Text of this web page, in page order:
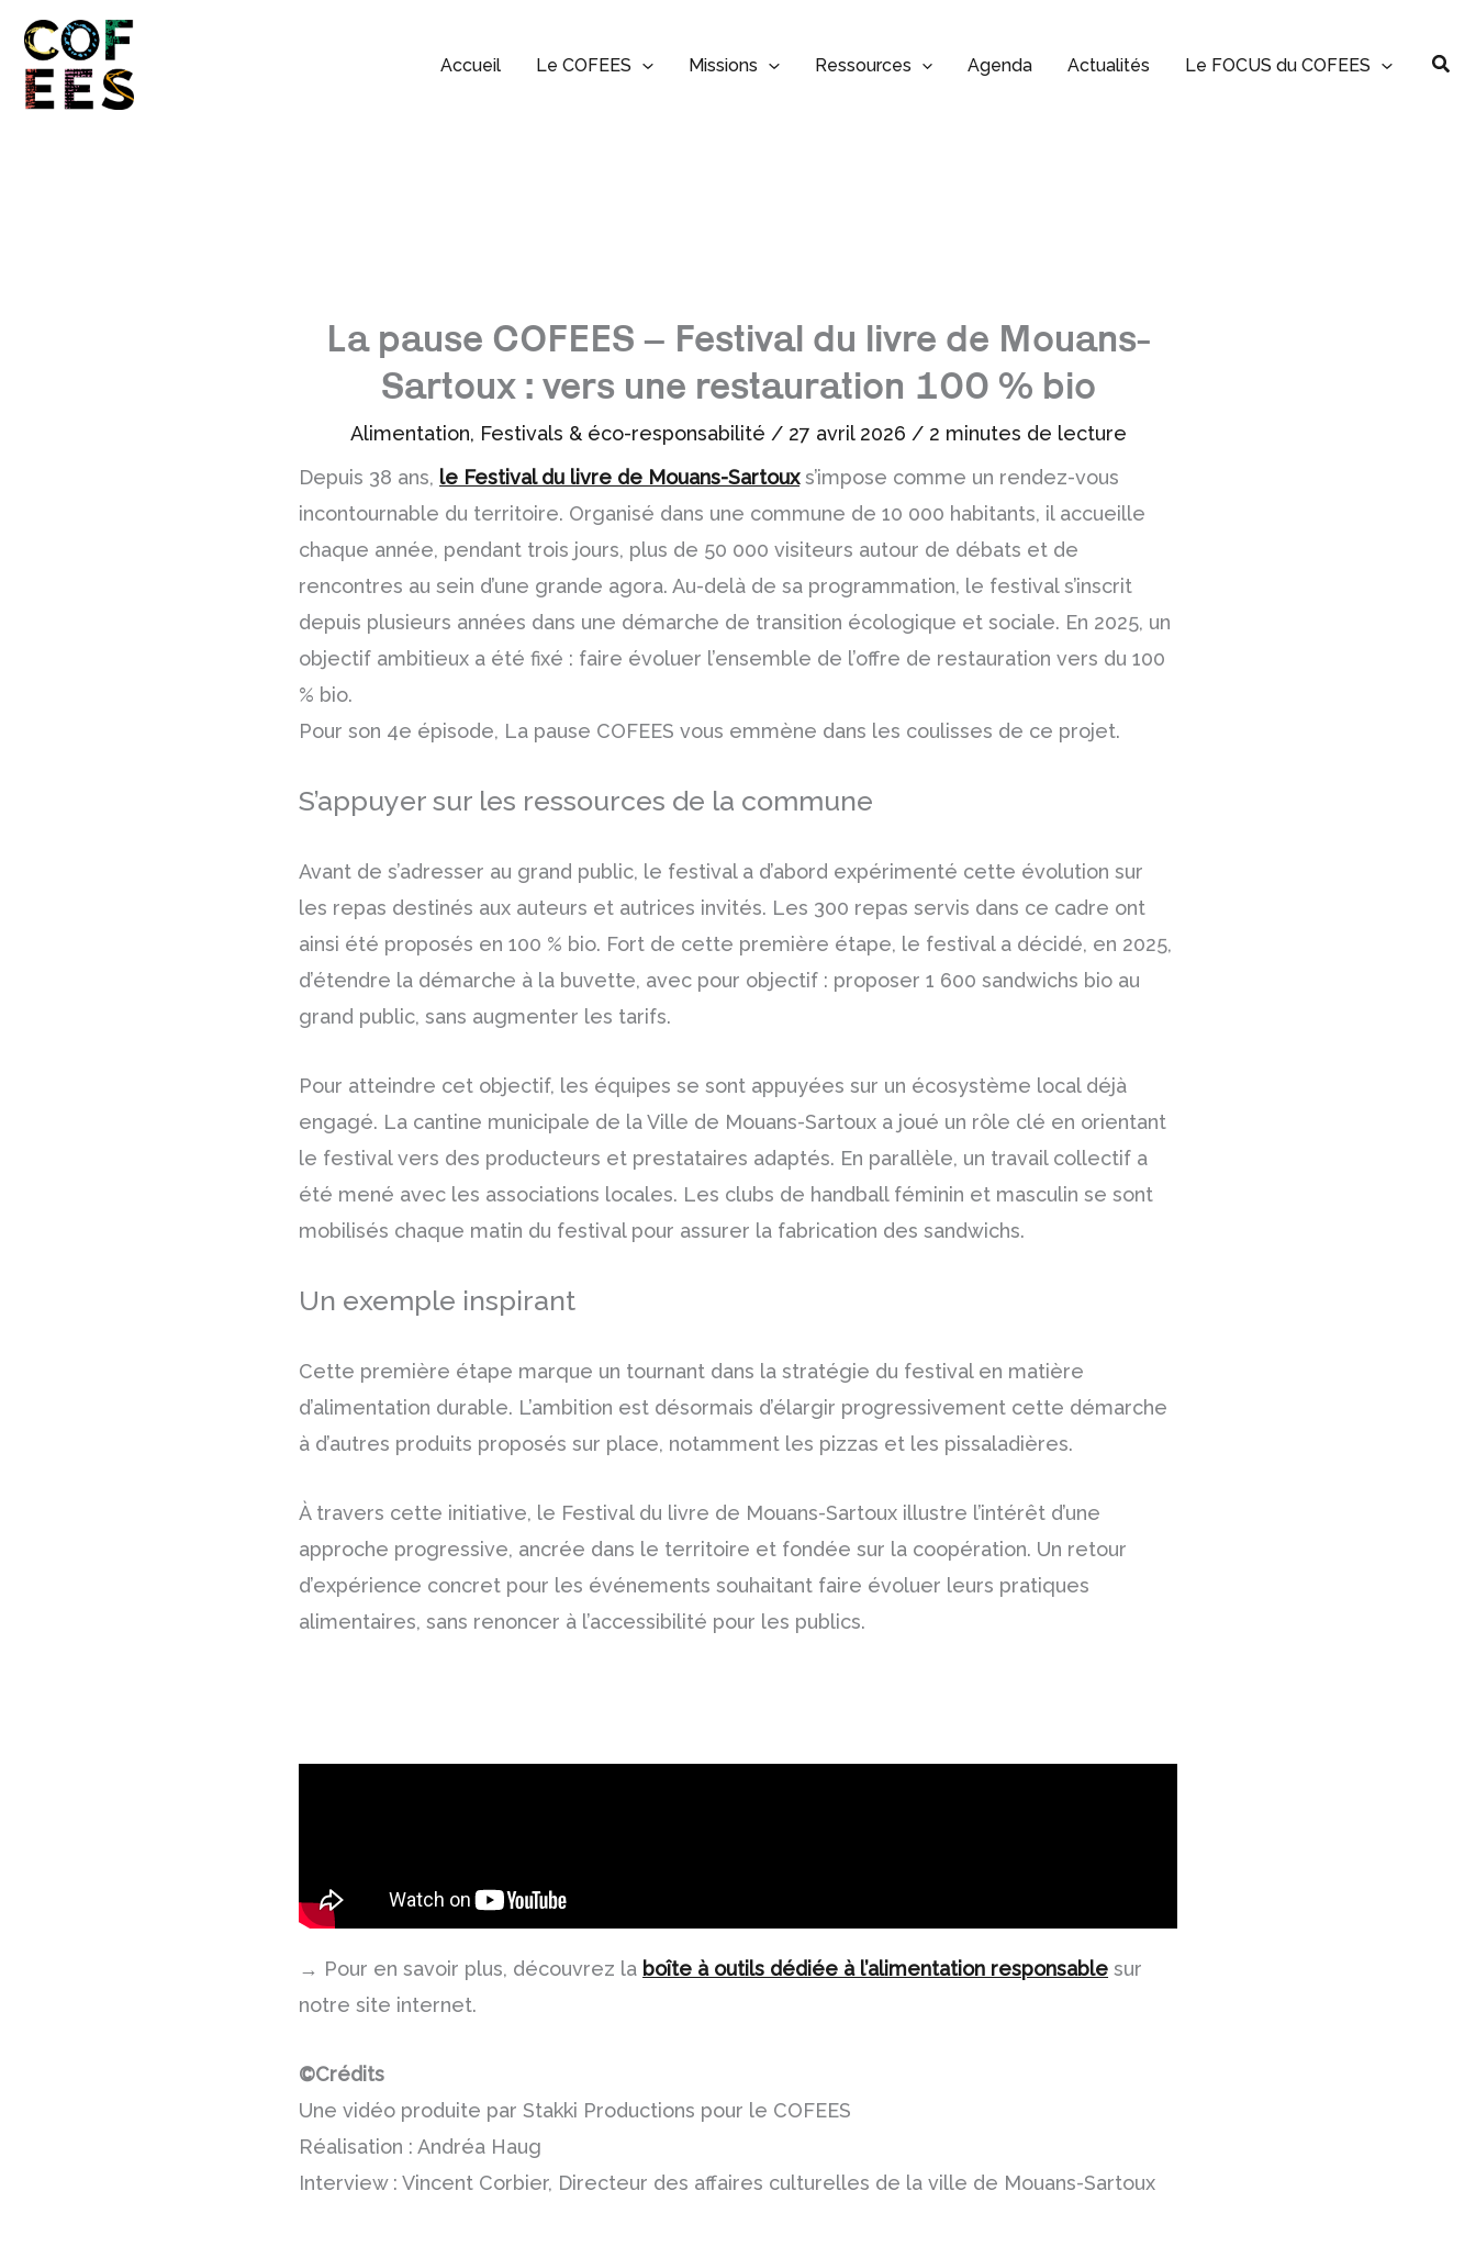
Accueil Le COFEES Missions Ressources Agenda Actualités Le FOCUS du COFEES
La pause COFEES – Festival du livre de Mouans-
Sartoux : vers une restauration 100 % bio
Alimentation, Festivals & éco-responsabilité / 27 avril 2026 / 2 minutes de lecture
Depuis 38 ans, le Festival du livre de Mouans-Sartouxs’impose comme un rendez-vous
incontournable du territoire. Organisé dans une commune de 10 000 habitants, il accueille
chaque année, pendant trois jours, plus de 50 000 visiteurs autour de débats et de
rencontres au sein d’une grande agora. Au-delà de sa programmation, le festival s’inscrit
depuis plusieurs années dans une démarche de transition écologique et sociale. En 2025, un
objectif ambitieux a été fixé : faire évoluer l’ensemble de l’offre de restauration vers du 100
% bio.
Pour son 4e épisode, La pause COFEES vous emmène dans les coulisses de ce projet.
S’appuyer sur les ressources de la commune
Avant de s’adresser au grand public, le festival a d’abord expérimenté cette évolution sur
les repas destinés aux auteurs et autrices invités. Les 300 repas servis dans ce cadre ont
ainsi été proposés en 100 % bio. Fort de cette première étape, le festival a décidé, en 2025,
d’étendre la démarche à la buvette, avec pour objectif : proposer 1 600 sandwichs bio au
grand public, sans augmenter les tarifs.
Pour atteindre cet objectif, les équipes se sont appuyées sur un écosystème local déjà
engagé. La cantine municipale de la Ville de Mouans-Sartoux a joué un rôle clé en orientant
le festival vers des producteurs et prestataires adaptés. En parallèle, un travail collectif a
été mené avec les associations locales. Les clubs de handball féminin et masculin se sont
mobilisés chaque matin du festival pour assurer la fabrication des sandwichs.
Un exemple inspirant
Cette première étape marque un tournant dans la stratégie du festival en matière
d’alimentation durable. L’ambition est désormais d’élargir progressivement cette démarche
à d’autres produits proposés sur place, notamment les pizzas et les pissaladières.
À travers cette initiative, le Festival du livre de Mouans-Sartoux illustre l’intérêt d’une
approche progressive, ancrée dans le territoire et fondée sur la coopération. Un retour
d’expérience concret pour les événements souhaitant faire évoluer leurs pratiques
alimentaires, sans renoncer à l’accessibilité pour les publics.
→ Pour en savoir plus, découvrez la boîte à outils dédiée à l’alimentation responsable sur
notre site internet.
©Crédits
Une vidéo produite par Stakki Productions pour le COFEES
Réalisation : Andréa Haug
Interview : Vincent Corbier, Directeur des affaires culturelles de la ville de Mouans-Sartoux